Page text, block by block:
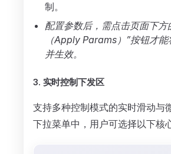
制。
配置参数后，需点击页面下方
（Apply Params）”按钮才
并生效。
3. 实时控制下发区
支持多种控制模式的实时滑动与
下拉菜单中，用户可选择以下核